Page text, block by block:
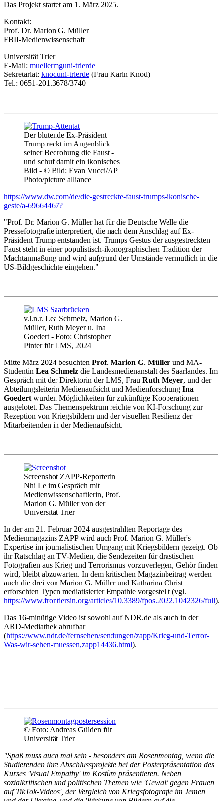
Das Projekt startet am 1. März 2025.
Kontakt:
Prof. Dr. Marion G. Müller
FBII-Medienwissenschaft
Universität Trier
E-Mail: muellermguni-trierde
Sekretariat: knoduni-trierde (Frau Karin Knod)
Tel.: 0651-201.3678/3740
Der blutende Ex-Präsident
Trump reckt im Augenblick
seiner Bedrohung die Faust -
und schuf damit ein ikonisches
Bild - © Bild: Evan Vucci/AP
Photo/picture alliance
https://www.dw.com/de/die-gestreckte-faust-trumps-ikonische-
geste/a-69664467?
"Prof. Dr. Marion G. Müller hat für die Deutsche Welle die
Pressefotografie interpretiert, die nach dem Anschlag auf Ex-
Präsident Trump entstanden ist. Trumps Gestus der ausgestreckten
Faust steht in einer populistisch-ikonographischen Tradition der
Machtanmaßung und wird aufgrund der Umstände vermutlich in die
US-Bildgeschichte eingehen."
v.l.n.r. Lea Schmelz, Marion G.
Müller, Ruth Meyer u. Ina
Goedert - Foto: Christopher
Pinter für LMS, 2024
Mitte März 2024 besuchten Prof. Marion G. Müller und MA-
Studentin Lea Schmelz die Landesmedienanstalt des Saarlandes. Im
Gespräch mit der Direktorin der LMS, Frau Ruth Meyer, und der
Abteilungsleiterin Medienaufsicht und Medienforschung Ina
Goedert wurden Möglichkeiten für zukünftige Kooperationen
ausgelotet. Das Themenspektrum reichte von KI-Forschung zur
Rezeption von Kriegsbildern und der visuellen Resilienz der
Mitarbeitenden in der Medienaufsicht.
Screenshot ZAPP-Reporterin
Nhi Le im Gespräch mit
Medienwissenschaftlerin, Prof.
Marion G. Müller von der
Universität Trier
In der am 21. Februar 2024 ausgestrahlten Reportage des
Medienmagazins ZAPP wird auch Prof. Marion G. Müller's
Expertise im journalistischen Umgang mit Kriegsbildern gezeigt. Ob
ihr Ratschlag an TV-Medien, die Sendezeiten für drastischen
Fotografien aus Krieg und Terrorismus vorzuverlegen, Gehör finden
wird, bleibt abzuwarten. In dem kritischen Magazinbeitrag werden
auch die drei von Marion G. Müller und Katharina Christ
erforschten Typen mediatisierter Empathie vorgestellt (vgl.
https://www.frontiersin.org/articles/10.3389/fpos.2022.1042326/full).
Das 16-minütige Video ist sowohl auf NDR.de als auch in der
ARD-Mediathek abrufbar
(https://www.ndr.de/fernsehen/sendungen/zapp/Krieg-und-Terror-
Was-wir-sehen-muessen,zapp14436.html).
© Foto: Andreas Gülden für
Universität Trier
"Spaß muss auch mal sein - besonders am Rosenmontag, wenn die
Studierenden ihre Abschlussprojekte bei der Posterpräsentation des
Kurses 'Visual Empathy' im Kostüm präsentieren. Neben
sozialkritischen und politischen Themen wie 'Gewalt gegen Frauen
auf TikTok-Videos', der Vergleich von Kriegsfotografie im Jemen